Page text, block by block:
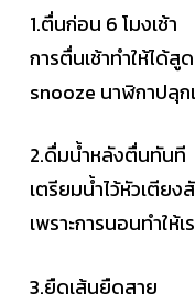
1.ตื่นก่อน 6 โมงเช้า
การตื่นเช้าทำให้ได้
snooze นาฬิกาปลุ
2.ดื่มน้ำหลังตื่นทันที
เตรียมน้ำไว้หัวเตีย
เพราะการนอนทำให้
3.ยืดเส้นยืดสาย